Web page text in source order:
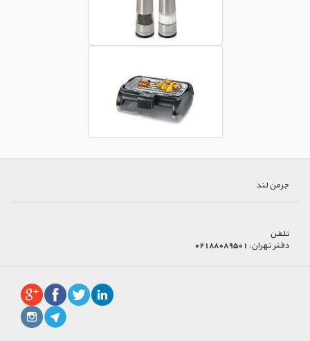
جرمن لند
تلفن
دفتر تهران: 02188089501